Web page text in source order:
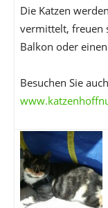
Die Katzen
vermittelt, freuen
Balkon oder
Besuchen Sie